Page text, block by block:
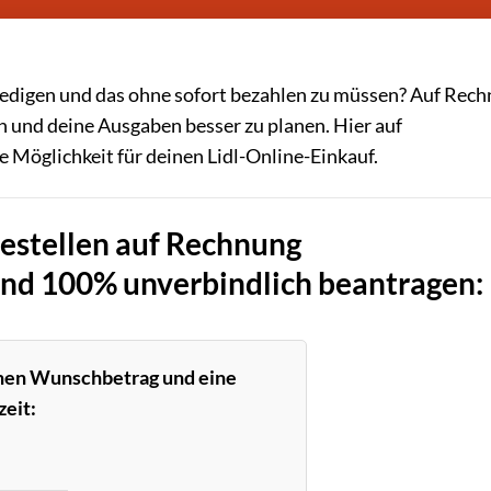
und das ohne sofort bezahlen zu müssen? Auf
deine Ausgaben besser zu planen. Hier auf
Möglichkeit für deinen Lidl-Online-Einkauf.
auf Rechnung
100% unverbindlich beantragen:
Wunschbetrag und eine